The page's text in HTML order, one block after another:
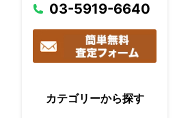
03-5919-6640
カテゴリーから探す